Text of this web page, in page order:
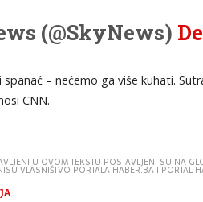
(@SkyNews)
– nećemo ga više kuhati.
CNN.
U OVOM TEKSTU POSTAVLJENI SU NA
VLASNIŠTVO PORTALA HABER.BA I